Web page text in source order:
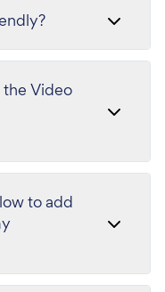
the Video
to add